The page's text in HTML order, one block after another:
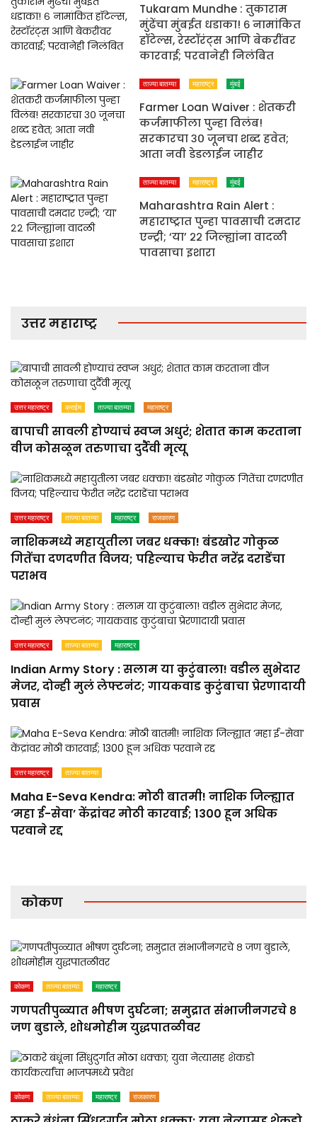
Tukaram Mundhe : तुकाराम
मुंढेंचा मुंबईत धडाका! ६ नामांकित
हॉटेल्स, रेस्टॉरंट्स आणि बेकरींवर
कारवाई; परवानेही निलंबित
ताज्या बातम्या महाराष्ट्र मुंबई
Farmer Loan Waiver : शेतकरी
कर्जमाफीला पुन्हा विलंब!
सरकारचा ३० जूनचा शब्द हवेत;
आता नवी डेडलाईन जाहीर
ताज्या बातम्या महाराष्ट्र मुंबई
Maharashtra Rain Alert :
महाराष्ट्रात पुन्हा पावसाची दमदार
एन्ट्री; ‘या’ २२ जिल्ह्यांना वादळी
पावसाचा इशारा
उत्तर महाराष्ट्र
उत्तर महाराष्ट्र क्राईम ताज्या बातम्या महाराष्ट्र
बापाची सावली होण्याचं स्वप्न अधुरं; शेतात काम करताना
वीज कोसळून तरुणाचा दुर्दैवी मृत्यू
उत्तर महाराष्ट्र ताज्या बातम्या महाराष्ट्र राजकारण
नाशिकमध्ये महायुतीला जबर धक्का! बंडखोर गोकुळ
गितेंचा दणदणीत विजय; पहिल्याच फेरीत नरेंद्र दराडेंचा
पराभव
उत्तर महाराष्ट्र ताज्या बातम्या महाराष्ट्र
Indian Army Story : सलाम या कुटुंबाला! वडील सुभेदार
मेजर, दोन्ही मुलं लेफ्टनंट; गायकवाड कुटुंबाचा प्रेरणादायी
प्रवास
उत्तर महाराष्ट्र ताज्या बातम्या
Maha E-Seva Kendra: मोठी बातमी! नाशिक जिल्ह्यात
‘महा ई-सेवा’ केंद्रांवर मोठी कारवाई; 1300 हून अधिक
परवाने रद्द
कोकण
कोकण ताज्या बातम्या महाराष्ट्र
गणपतीपुळ्यात भीषण दुर्घटना; समुद्रात संभाजीनगरचे ८
जण बुडाले, शोधमोहीम युद्धपातळीवर
कोकण ताज्या बातम्या महाराष्ट्र राजकारण